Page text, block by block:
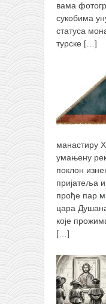
вама
сукобима
статуса
турске […]
манастиру
умањену
поклон
пријатеља
прође пар
цара
које
[…]